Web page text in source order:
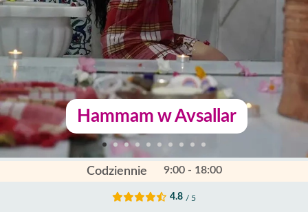
Hammam w Avsallar
Codziennie 9:00 - 18:00
4.8 / 5